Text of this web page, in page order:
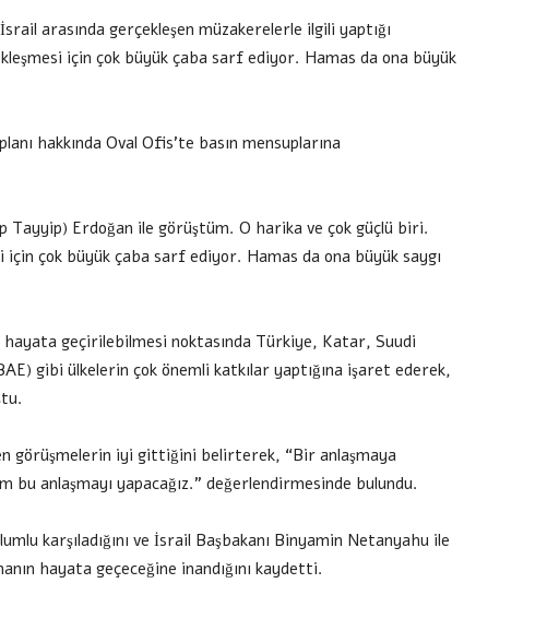
arasında gerçekleşen müzakerelerle ilgili yaptığı
için çok büyük çaba sarf ediyor. Hamas da ona büyük
hakkında Oval Ofis’te basın mensuplarına
Tayyip) Erdoğan ile görüştüm. O harika ve çok güçlü biri.
için çok büyük çaba sarf ediyor. Hamas da ona büyük saygı
hayata geçirilebilmesi noktasında Türkiye, Katar, Suudi
gibi ülkelerin çok önemli katkılar yaptığına işaret ederek,
görüşmelerin iyi gittiğini belirterek, “Bir anlaşmaya
bu anlaşmayı yapacağız.” değerlendirmesinde bulundu.
karşıladığını ve İsrail Başbakanı Binyamin Netanyahu ile
hayata geçeceğine inandığını kaydetti.